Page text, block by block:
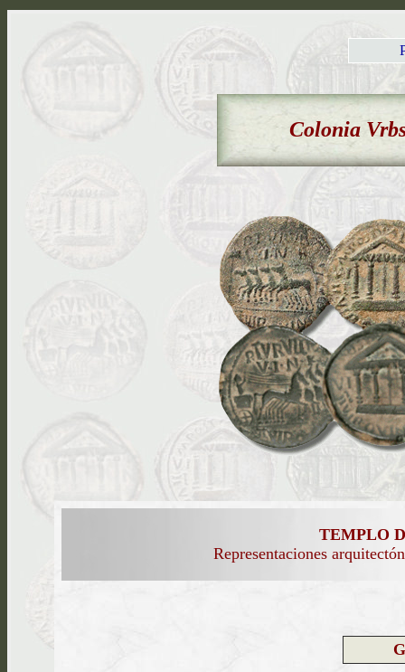
Colonia
TEMPLO
Representaciones